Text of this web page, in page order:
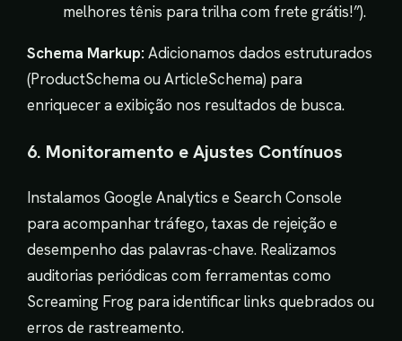
melhores tênis para trilha com frete grátis!”).
Schema Markup:Adicionamos dados estruturados
(ProductSchema ou ArticleSchema) para
enriquecer a exibição nos resultados de busca.
6. Monitoramento e Ajustes Contínuos
Instalamos Google Analytics e Search Console
para acompanhar tráfego, taxas de rejeição e
desempenho das palavras-chave. Realizamos
auditorias periódicas com ferramentas como
Screaming Frog para identificar links quebrados ou
erros de rastreamento.